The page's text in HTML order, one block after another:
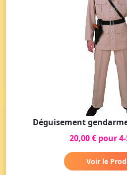
Déguisement
20,00 € pour
Voir le